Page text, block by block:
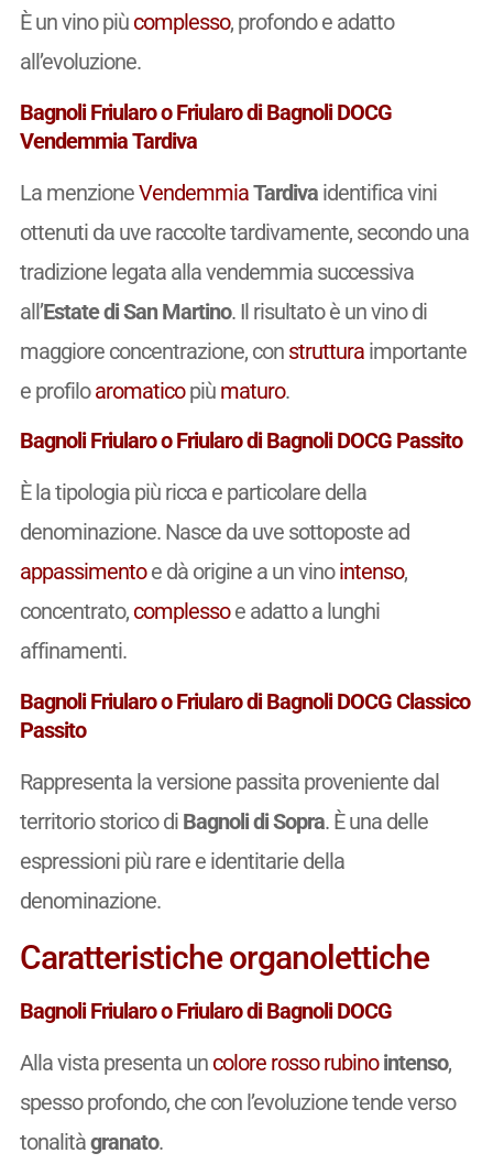
È un vino più complesso, profondo e adatto
all’evoluzione.
Bagnoli Friularo o Friularo di Bagnoli DOCG
Vendemmia Tardiva
La menzioneVendemmiaTardivaidentifica vini
ottenuti da uve raccolte tardivamente, secondo una
tradizione legata alla vendemmia successiva
all’Estate di San Martino. Il risultato è un vino di
maggiore concentrazione, con strutturaimportante
e profiloaromaticopiù maturo.
Bagnoli Friularo o Friularo di Bagnoli DOCG Passito
È la tipologia più ricca e particolare della
denominazione. Nasce da uve sottoposte ad
appassimentoe dà origine a un vinointenso,
concentrato, complessoe adatto a lunghi
affinamenti.
Bagnoli Friularo o Friularo di Bagnoli DOCG Classico
Passito
Rappresenta la versione passita proveniente dal
territorio storico di Bagnoli di Sopra. È una delle
espressioni più rare e identitarie della
denominazione.
Caratteristiche organolettiche
Bagnoli Friularo o Friularo di Bagnoli DOCG
Alla vista presenta un colore rosso rubinointenso,
spesso profondo, che con l’evoluzione tende verso
tonalitàgranato.